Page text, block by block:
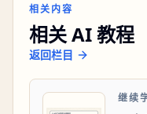
相关内容
相关 AI 教程
返回栏目
继续